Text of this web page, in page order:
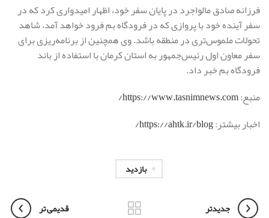
فرزانه صادق مالواجرد در پایان سفر خود، اظهار امیدواری کرد که در
سفر آینده خود با پروازی که در فرودگاه بم فرود خواهد آمد، شاهد
تحولات ملموس‌تری در منطقه باشد. وی همچنین از برنامه‌ریزی برای
سفر معاون اول رئیس‌جمهور به استان کرمان با استفاده از باند
فرودگاه بم خبر داد.
منبع:https://www.tasnimnews.com/
اخبار بیشتر:https://ahtk.ir/blog/
بازدید
جدیدتر قدیمی تر